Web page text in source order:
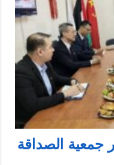
الصداقة